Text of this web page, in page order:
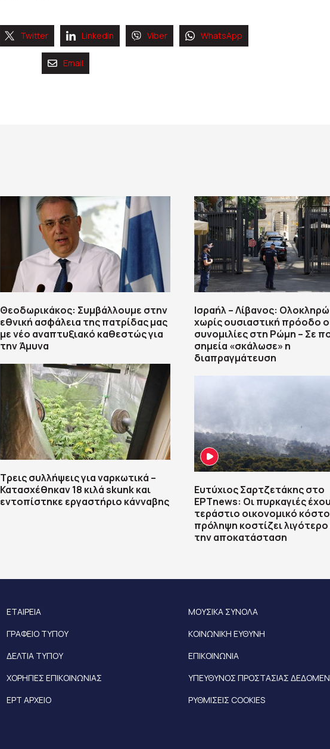
Twitter Linkedin Viber WhatsApp
Email
Θεοδωρικάκος: Συμβάλλουμε στην
εθνική ασφάλεια της πατρίδας μας
με νέο αναπτυξιακό καθεστώς για
την Άμυνα
Τρεις συλλήψεις για ναρκωτικά –
Κατασχέθηκαν 18 κιλά skunk και
εντοπίστηκε εργαστήριο κάνναβης
Ισραήλ – Λίβανος:
χωρίς ουσιαστική πρόοδο
συνομιλίες στη Ρώμη – Σε
σημεία «σκάλωσε» η
διαπραγμάτευση
Ευτύχιος Σαρτζετάκης στο
ΕΡΤnews: Οι πυρκαγιές
τεράστιο οικονομικό
πρόληψη κοστίζει
την αποκατάσταση
ΕΤΑΙΡΕΙΑ
ΓΡΑΦΕΙΟ ΤΥΠΟΥ
ΔΕΛΤΙΑ ΤΥΠΟΥ
ΧΟΡΗΓΙΕΣ ΕΠΙΚΟΙΝΩΝΙΑΣ
ΕΡΤ ΑΡΧΕΙΟ
ΜΟΥΣΙΚΑ ΣΥΝΟΛΑ
ΚΟΙΝΩΝΙΚΗ ΕΥΘΥΝΗ
ΕΠΙΚΟΙΝΩΝΙΑ
ΥΠΕΥΘΥΝΟΣ ΠΡΟΣΤΑΣΙΑΣ
ΡΥΘΜΙΣΕΙΣ COOKIES